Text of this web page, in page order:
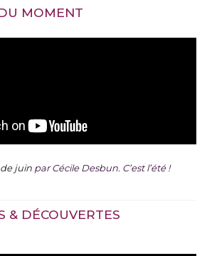
MOMENT
juin par Cécile Desbun. C’est l’été !
& DÉCOUVERTES